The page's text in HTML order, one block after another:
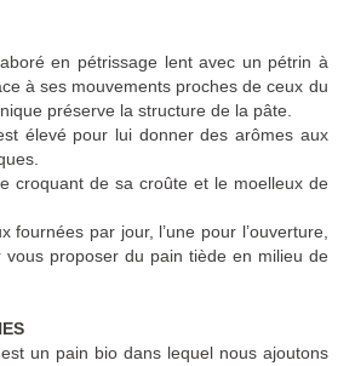
en pétrissage lent avec un pétrin à
à ses mouvements proches de ceux du
préserve la structure de la pâte.
élevé pour lui donner des arômes aux
croquant de sa croûte et le moelleux de
fournées par jour, l’une pour l’ouverture,
vous proposer du pain tiède en milieu de
un pain biodans lequel nous ajoutons